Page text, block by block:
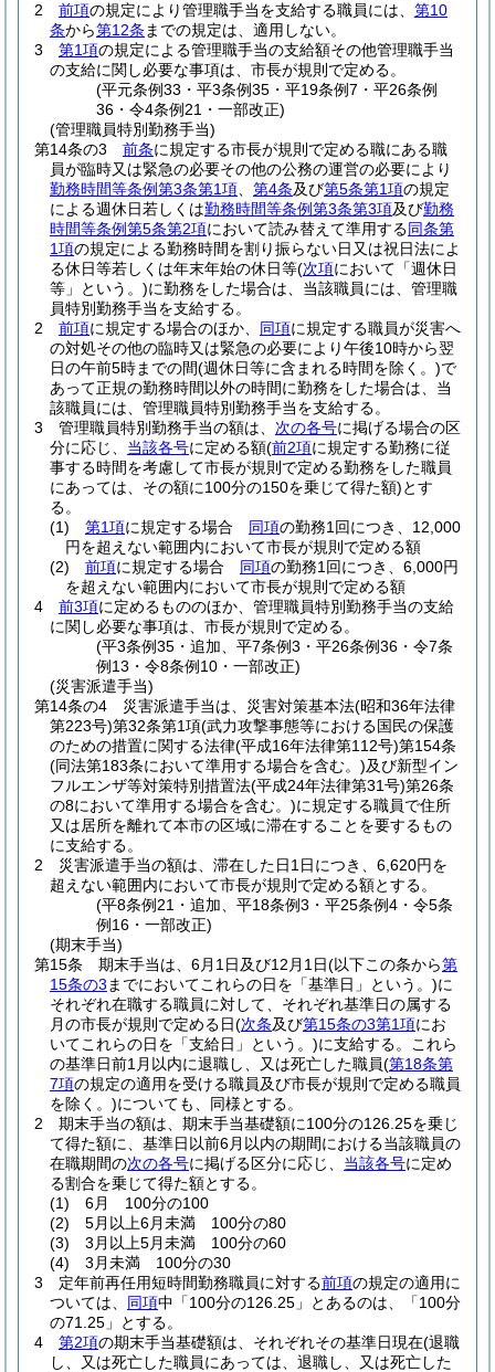
2
前項の規定により管理職手当を支給する職員には、 第10
条から第12条 までの規定は、適用しない。
3
第1項の規定による管理職手当の支給額その他管理職手当
の支給に関し必要な事項は、市長が規則で定める。
(平元条例33・平3条例35・平19条例7・平26条例
36・令4条例21・一部改正)
(管理職員特別勤務手当)
第14条の3
前条に規定する市長が規則で定める職にある職
員が臨時又は緊急の必要その他の公務の運営の必要により
勤務時間等条例第3条第1項
第4条及び第5条第1項の規定
による週休日若しくは勤務時間等条例第3条第3項及び勤務
時間等条例第5条第2項において読み替えて準用する同条第
1項の規定による勤務時間を割り振らない日又は祝日法によ
る休日等若しくは年末年始の休日等(次項において「週休日
等」という。)に勤務をした場合は、当該職員には、管理職
員特別勤務手当を支給する。
2
前項に規定する場合のほか、 同項に規定する職員が災害へ
の対処その他の臨時又は緊急の必要により午後10時から翌
日の午前5時までの間(週休日等に含まれる時間を除く。)で
あって正規の勤務時間以外の時間に勤務をした場合は、当
該職員には、管理職員特別勤務手当を支給する。
3
管理職員特別勤務手当の額は、 次の各号に掲げる場合の区
分に応じ、 当該各号に定める額(前2項に規定する勤務に従
事する時間を考慮して市長が規則で定める勤務をした職員
にあっては、その額に100分の150を乗じて得た額)とす
る。
(1)
第1項に規定する場合 同項の勤務1回につき、12,000
円を超えない範囲内において市長が規則で定める額
(2)
前項に規定する場合 同項の勤務1回につき、6,000円
を超えない範囲内において市長が規則で定める額
4
前3項に定めるもののほか、管理職員特別勤務手当の支給
に関し必要な事項は、市長が規則で定める。
(平3条例35・追加、平7条例3・平26条例36・令7条
例13・令8条例10・一部改正)
(災害派遣手当)
第14条の4
災害派遣手当は、災害対策基本法(昭和36年法律
第223号)第32条第1項(武力攻撃事態等における国民の保護
のための措置に関する法律(平成16年法律第112号)第154条
(同法第183条において準用する場合を含む。)及び新型イン
フルエンザ等対策特別措置法(平成24年法律第31号)第26条
の8において準用する場合を含む。)に規定する職員で住所
又は居所を離れて本市の区域に滞在することを要するもの
に支給する。
2
災害派遣手当の額は、滞在した日1日につき、6,620円を
超えない範囲内において市長が規則で定める額とする。
(平8条例21・追加、平18条例3・平25条例4・令5条
例16・一部改正)
(期末手当)
第15条
期末手当は、6月1日及び12月1日(以下この条から第
15条の3 までにおいてこれらの日を「基準日」という。)に
それぞれ在職する職員に対して、それぞれ基準日の属する
月の市長が規則で定める日(次条及び第15条の3第1項にお
いてこれらの日を「支給日」という。)に支給する。
これら
の基準日前1月以内に退職し、又は死亡した職員(第18条第
7項の規定の適用を受ける職員及び市長が規則で定める職員
を除く。)についても、同様とする。
2
期末手当の額は、期末手当基礎額に100分の126.25を乗じ
て得た額に、基準日以前6月以内の期間における当該職員の
在職期間の次の各号に掲げる区分に応じ、 当該各号に定め
る割合を乗じて得た額とする。
(1)
6月 100分の100
(2)
5月以上6月未満 100分の80
(3)
3月以上5月未満 100分の60
(4)
3月未満 100分の30
3
定年前再任用短時間勤務職員に対する前項の規定の適用に
ついては、 同項中「100分の126.25」とあるのは、「100分
の71.25」とする。
4
第2項の期末手当基礎額は、それぞれその基準日現在(退職
し、又は死亡した職員にあっては、退職し、又は死亡した